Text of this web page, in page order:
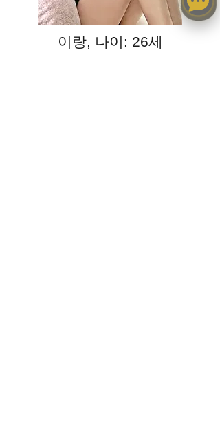
이랑, 나이: 26세